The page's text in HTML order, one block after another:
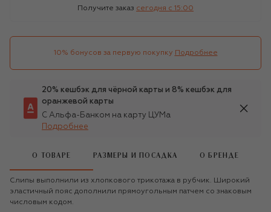
Получите заказ сегодня c 15:00
10% бонусов за первую покупку Подробнее
20% кешбэк для чёрной карты и 8% кешбэк для
оранжевой карты
С Альфа-Банком на карту ЦУМа
Подробнее
О ТОВАРЕ РАЗМЕРЫ И ПОСАДКА О БРЕНДЕ
Слипы выполнили из хлопкового трикотажа в рубчик. Широкий
эластичный пояс дополнили прямоугольным патчем со знаковым
числовым кодом.